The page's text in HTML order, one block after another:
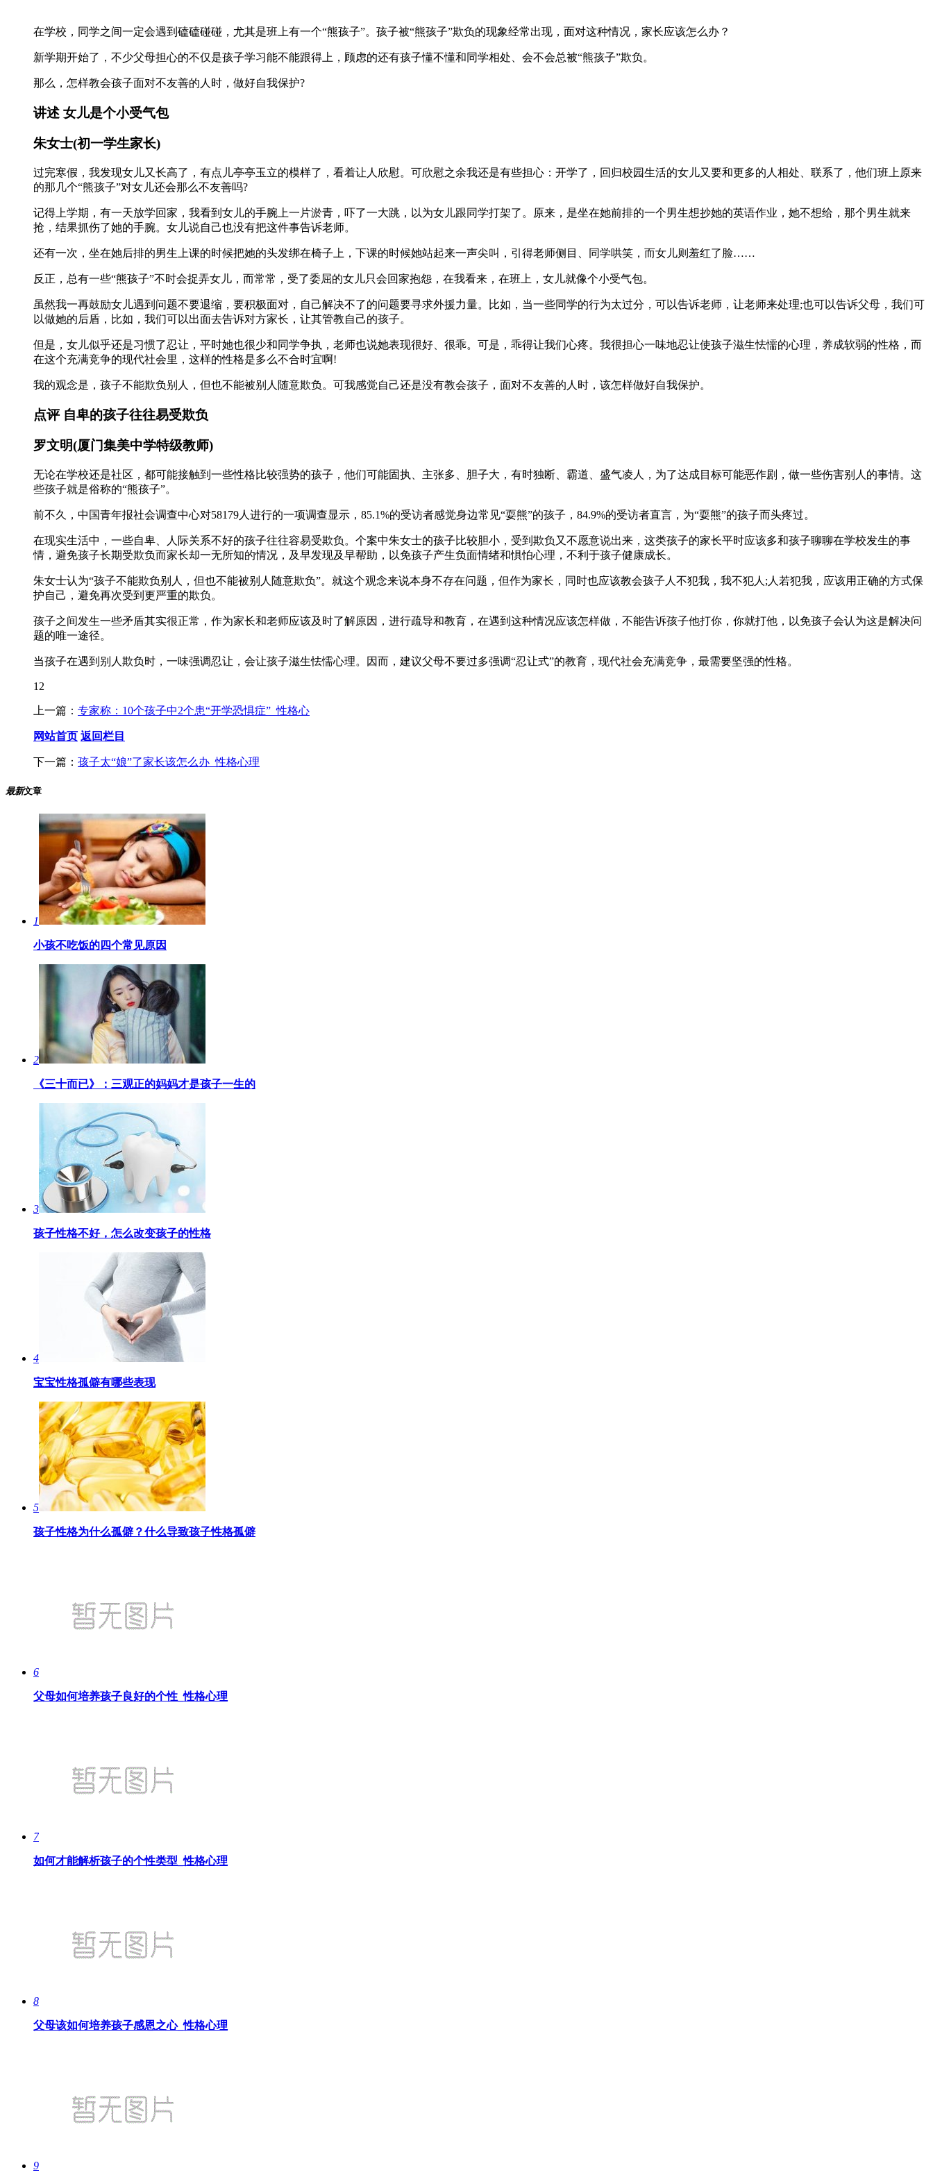
在学校，同学之间一定会遇到磕磕碰碰，尤其是班上有一个“熊孩子”。孩子被“熊孩子”欺负的现象经常出现，面对这种情况，家长应该怎么办？
新学期开始了，不少父母担心的不仅是孩子学习能不能跟得上，顾虑的还有孩子懂不懂和同学相处、会不会总被“熊孩子”欺负。
那么，怎样教会孩子面对不友善的人时，做好自我保护?
讲述 女儿是个小受气包
朱女士(初一学生家长)
过完寒假，我发现女儿又长高了，有点儿亭亭玉立的模样了，看着让人欣慰。可欣慰之余我还是有些担心：开学了，回归校园生活的女儿又要和更多的人相处、联系了，他们班上原来
的那几个“熊孩子”对女儿还会那么不友善吗?
记得上学期，有一天放学回家，我看到女儿的手腕上一片淤青，吓了一大跳，以为女儿跟同学打架了。原来，是坐在她前排的一个男生想抄她的英语作业，她不想给，那个男生就来
抢，结果抓伤了她的手腕。女儿说自己也没有把这件事告诉老师。
还有一次，坐在她后排的男生上课的时候把她的头发绑在椅子上，下课的时候她站起来一声尖叫，引得老师侧目、同学哄笑，而女儿则羞红了脸……
反正，总有一些“熊孩子”不时会捉弄女儿，而常常，受了委屈的女儿只会回家抱怨，在我看来，在班上，女儿就像个小受气包。
虽然我一再鼓励女儿遇到问题不要退缩，要积极面对，自己解决不了的问题要寻求外援力量。比如，当一些同学的行为太过分，可以告诉老师，让老师来处理;也可以告诉父母，我们可
以做她的后盾，比如，我们可以出面去告诉对方家长，让其管教自己的孩子。
但是，女儿似乎还是习惯了忍让，平时她也很少和同学争执，老师也说她表现很好、很乖。可是，乖得让我们心疼。我很担心一味地忍让使孩子滋生怯懦的心理，养成软弱的性格，而
在这个充满竞争的现代社会里，这样的性格是多么不合时宜啊!
我的观念是，孩子不能欺负别人，但也不能被别人随意欺负。可我感觉自己还是没有教会孩子，面对不友善的人时，该怎样做好自我保护。
点评 自卑的孩子往往易受欺负
罗文明(厦门集美中学特级教师)
无论在学校还是社区，都可能接触到一些性格比较强势的孩子，他们可能固执、主张多、胆子大，有时独断、霸道、盛气凌人，为了达成目标可能恶作剧，做一些伤害别人的事情。这
些孩子就是俗称的“熊孩子”。
前不久，中国青年报社会调查中心对58179人进行的一项调查显示，85.1%的受访者感觉身边常见“耍熊”的孩子，84.9%的受访者直言，为“耍熊”的孩子而头疼过。
在现实生活中，一些自卑、人际关系不好的孩子往往容易受欺负。个案中朱女士的孩子比较胆小，受到欺负又不愿意说出来，这类孩子的家长平时应该多和孩子聊聊在学校发生的事
情，避免孩子长期受欺负而家长却一无所知的情况，及早发现及早帮助，以免孩子产生负面情绪和惧怕心理，不利于孩子健康成长。
朱女士认为“孩子不能欺负别人，但也不能被别人随意欺负”。就这个观念来说本身不存在问题，但作为家长，同时也应该教会孩子人不犯我，我不犯人;人若犯我，应该用正确的方式保
护自己，避免再次受到更严重的欺负。
孩子之间发生一些矛盾其实很正常，作为家长和老师应该及时了解原因，进行疏导和教育，在遇到这种情况应该怎样做，不能告诉孩子他打你，你就打他，以免孩子会认为这是解决问
题的唯一途径。
当孩子在遇到别人欺负时，一味强调忍让，会让孩子滋生怯懦心理。因而，建议父母不要过多强调“忍让式”的教育，现代社会充满竞争，最需要坚强的性格。
12
上一篇： 专家称：10个孩子中2个患“开学恐惧症”_性格心
网站首页 返回栏目
下一篇： 孩子太“娘”了家长该怎么办_性格心理
最新文章
1
小孩不吃饭的四个常见原因
2
《三十而已》：三观正的妈妈才是孩子一生的
3
孩子性格不好，怎么改变孩子的性格
4
宝宝性格孤僻有哪些表现
5
孩子性格为什么孤僻？什么导致孩子性格孤僻
6
父母如何培养孩子良好的个性_性格心理
7
如何才能解析孩子的个性类型_性格心理
8
父母该如何培养孩子感恩之心_性格心理
9